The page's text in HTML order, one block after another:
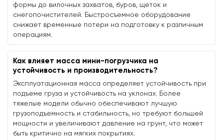
формы до вилочных захватов, буров, щеток и
снегопочистителей. Быстросъемное оборудование
снижает временные потери на подготовку к различным
операциям.
Как влияет масса мини-погрузчика на
устойчивость и производительность?
Эксплуатационная масса определяет устойчивость при
подъеме груза и устойчивость на уклонах. Более
тяжелые модели обычно обеспечивают лучшую
грузоподъемность и стабильность, но требуют большей
мощности и увеличивают давление на грунт, что может
быть критично на мягких покрытиях.